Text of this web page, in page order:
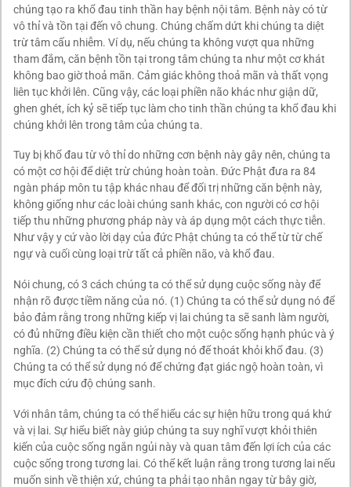
chúng tạo ra khổ đau tinh thần hay bệnh nội tâm. Bệnh này có từ
vô thỉ và tồn tại đến vô chung. Chúng chấm dứt khi chúng ta diệt
trừ tâm cấu nhiễm. Ví dụ, nếu chúng ta không vượt qua những
tham đắm, căn bệnh tồn tại trong tâm chúng ta như một cơ khát
không bao giờ thoả mãn. Cảm giác không thoả mãn và thất vọng
liên tục khởi lên. Cũng vậy, các loại phiền não khác như giận dữ,
ghen ghét, ích kỷ sẽ tiếp tục làm cho tinh thần chúng ta khổ đau khi
chúng khởi lên trong tâm của chúng ta.
Tuy bị khổ đau từ vô thỉ do những cơn bệnh này gây nên, chúng ta
có một cơ hội để diệt trừ chúng hoàn toàn. Đức Phật đưa ra 84
ngàn pháp môn tu tập khác nhau để đối trị những căn bệnh này,
không giống như các loài chúng sanh khác, con người có cơ hội
tiếp thu những phương pháp này và áp dụng một cách thực tiễn.
Như vậy y cứ vào lời dạy của đức Phật chúng ta có thể từ từ chế
ngự và cuối cùng loại trừ tất cả phiền não, và khổ đau.
Nói chung, có 3 cách chúng ta có thể sử dụng cuộc sống này để
nhận rõ được tiềm năng của nó. (1) Chúng ta có thể sử dụng nó để
bảo đảm rằng trong những kiếp vị lai chúng ta sẽ sanh làm người,
có đủ những điều kiện cần thiết cho một cuộc sống hạnh phúc và ý
nghĩa. (2) Chúng ta có thể sử dụng nó để thoát khỏi khổ đau. (3)
Chúng ta có thể sử dụng nó để chứng đạt giác ngộ hoàn toàn, vì
mục đích cứu độ chúng sanh.
Với nhân tâm, chúng ta có thể hiểu các sự hiện hữu trong quá khứ
và vị lai. Sự hiểu biết này giúp chúng ta suy nghĩ vượt khỏi thiên
kiến của cuộc sống ngắn ngủi này và quan tâm đến lợi ích của các
cuộc sống trong tương lai. Có thể kết luận rằng trong tương lai nếu
muốn sinh về thiện xứ, chúng ta phải tạo nhân ngay từ bây giờ,